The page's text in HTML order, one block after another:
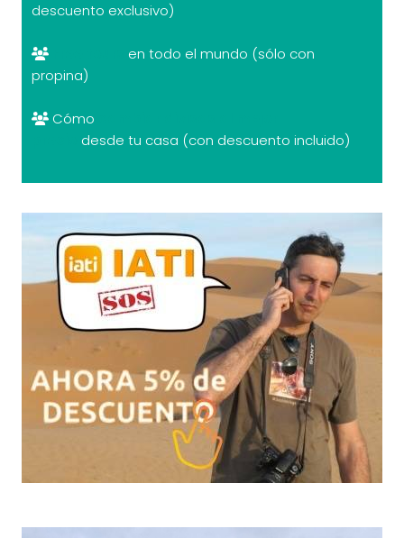
descuento exclusivo)
en todo el mundo (sólo con
propina)
Cómo
desde tu casa (con descuento incluido)